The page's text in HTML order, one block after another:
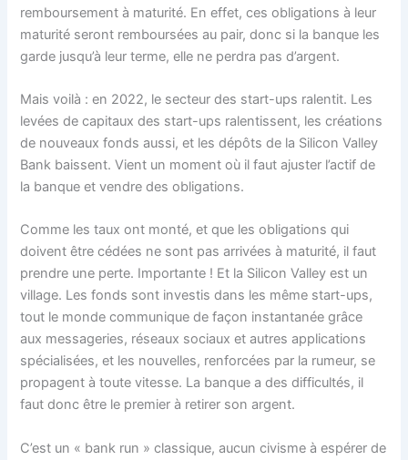
remboursement à maturité. En effet, ces obligations à leur
maturité seront remboursées au pair, donc si la banque les
garde jusqu’à leur terme, elle ne perdra pas d’argent.
Mais voilà : en 2022, le secteur des start-ups ralentit. Les
levées de capitaux des start-ups ralentissent, les créations
de nouveaux fonds aussi, et les dépôts de la Silicon Valley
Bank baissent. Vient un moment où il faut ajuster l’actif de
la banque et vendre des obligations.
Comme les taux ont monté, et que les obligations qui
doivent être cédées ne sont pas arrivées à maturité, il faut
prendre une perte. Importante ! Et la Silicon Valley est un
village. Les fonds sont investis dans les même start-ups,
tout le monde communique de façon instantanée grâce
aux messageries, réseaux sociaux et autres applications
spécialisées, et les nouvelles, renforcées par la rumeur, se
propagent à toute vitesse. La banque a des difficultés, il
faut donc être le premier à retirer son argent.
C’est un « bank run » classique, aucun civisme à espérer de